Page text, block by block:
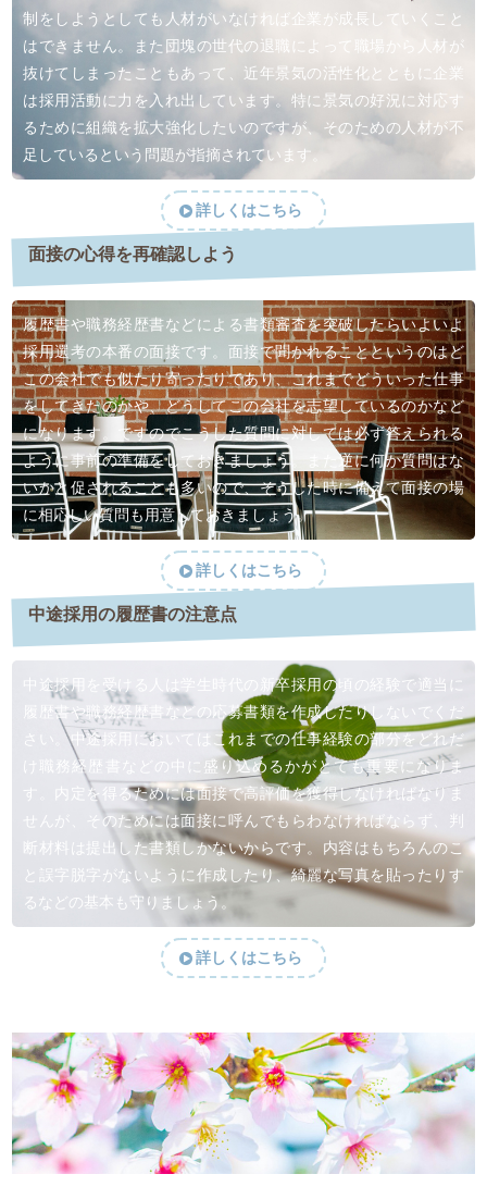
制をしようとしても人材がいなければ企業が成長していくこと
はできません。また団塊の世代の退職によって職場から人材が
抜けてしまったこともあって、近年景気の活性化とともに企業
は採用活動に力を入れ出しています。特に景気の好況に対応す
るために組織を拡大強化したいのですが、そのための人材が不
足しているという問題が指摘されています。
詳しくはこちら
面接の心得を再確認しよう
履歴書や職務経歴書などによる書類審査を突破したらいよいよ
採用選考の本番の面接です。面接で聞かれることというのはど
この会社でも似たり寄ったりであり、これまでどういった仕事
をしてきたのかや、どうしてこの会社を志望しているのかなど
になります。ですのでこうした質問に対しては必ず答えられる
ように事前の準備をしておきましょう。また逆に何か質問はな
いかと促されることも多いので、そうした時に備えて面接の場
に相応しい質問も用意しておきましょう。
詳しくはこちら
中途採用の履歴書の注意点
中途採用を受ける人は学生時代の新卒採用の頃の経験で適当に
履歴書や職務経歴書などの応募書類を作成したりしないでくだ
さい。中途採用においてはこれまでの仕事経験の部分をどれだ
け職務経歴書などの中に盛り込めるかがとても重要になりま
す。内定を得るためには面接で高評価を獲得しなければなりま
せんが、そのためには面接に呼んでもらわなければならず、判
断材料は提出した書類しかないからです。内容はもちろんのこ
と誤字脱字がないように作成したり、綺麗な写真を貼ったりす
るなどの基本も守りましょう。
詳しくはこちら